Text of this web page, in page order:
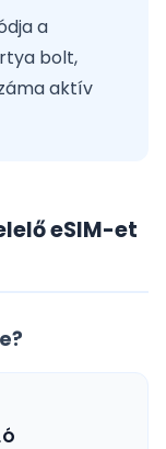
a
bolt,
aktív
eSIM-et